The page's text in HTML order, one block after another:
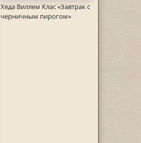
Хеда Виллем Клас «Завтрак с
черничным пирогом»